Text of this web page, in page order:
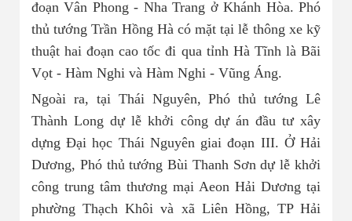
đoạn Vân Phong - Nha Trang ở Khánh Hòa. Phó
thủ tướng Trần Hồng Hà có mặt tại lễ thông xe kỹ
thuật hai đoạn cao tốc đi qua tỉnh Hà Tĩnh là Bãi
Vọt - Hàm Nghi và Hàm Nghi - Vũng Áng.
Ngoài ra, tại Thái Nguyên, Phó thủ tướng Lê
Thành Long dự lễ khởi công dự án đầu tư xây
dựng Đại học Thái Nguyên giai đoạn III. Ở Hải
Dương, Phó thủ tướng Bùi Thanh Sơn dự lễ khởi
công trung tâm thương mại Aeon Hải Dương tại
phường Thạch Khôi và xã Liên Hồng, TP Hải